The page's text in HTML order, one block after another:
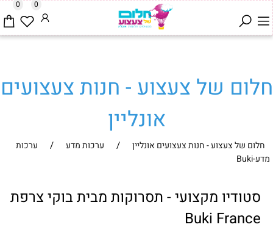
0 0
חלום של צעצוע - חנות צעצועים
אונליין
חלום של צעצוע - חנות צעצועים אונליין / ערכות מדע /
ערכות
מדע-Buki
סטודיו מקצועי - תסרוקות מבית בוקי צרפת
Buki France